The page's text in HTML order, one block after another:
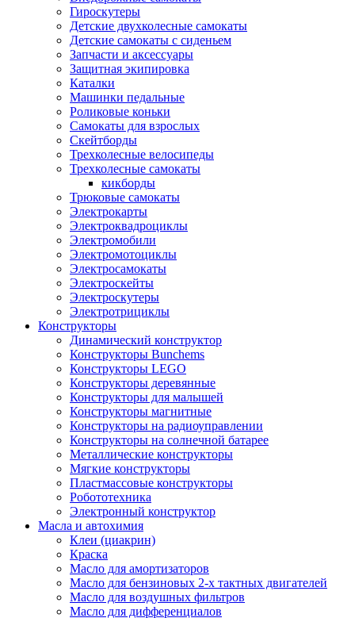
Гироскутеры
Детские двухколесные самокаты
Детские самокаты с сиденьем
Запчасти и аксессуары
Защитная экипировка
Каталки
Машинки педальные
Роликовые коньки
Самокаты для взрослых
Скейтборды
Трехколесные велосипеды
Трехколесные самокаты
кикборды
Трюковые самокаты
Электрокарты
Электроквадроциклы
Электромобили
Электромотоциклы
Электросамокаты
Электроскейты
Электроскутеры
Электротрициклы
Конструкторы
Динамический конструктор
Конструкторы Bunchems
Конструкторы LEGO
Конструкторы деревянные
Конструкторы для малышей
Конструкторы магнитные
Конструкторы на радиоуправлении
Конструкторы на солнечной батарее
Металлические конструкторы
Мягкие конструкторы
Пластмассовые конструкторы
Робототехника
Электронный конструктор
Масла и автохимия
Клеи (циакрин)
Краска
Масло для амортизаторов
Масло для бензиновых 2-х тактных двигателей
Масло для воздушных фильтров
Масло для дифференциалов